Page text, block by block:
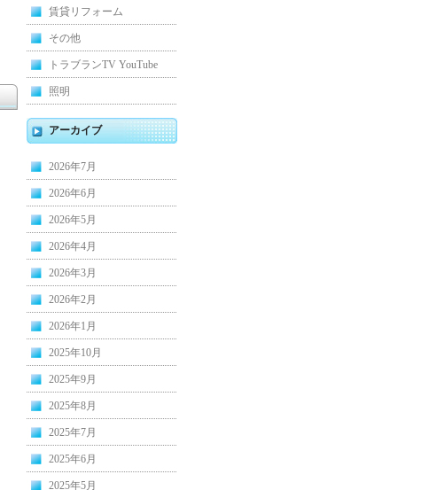
賃貸リフォーム
その他
トラブランTV YouTube
照明
アーカイブ
2026年7月
2026年6月
2026年5月
2026年4月
2026年3月
2026年2月
2026年1月
2025年10月
2025年9月
2025年8月
2025年7月
2025年6月
2025年5月